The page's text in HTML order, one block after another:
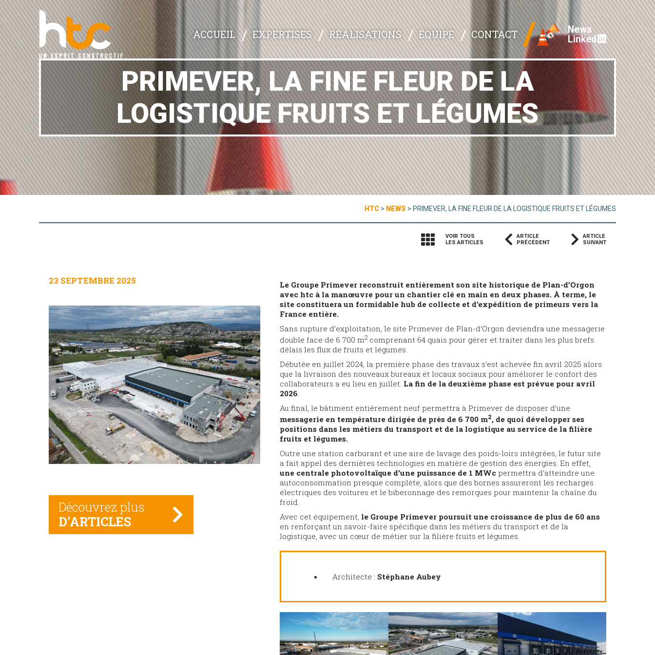
ACCUEIL EXPERTISES RÉALISATIONS ÉQUIPE CONTACT
News
Linked
PRIMEVER, LA FINE FLEUR DE LA
LOGISTIQUE FRUITS ET LÉGUMES
HTC > NEWS > PRIMEVER, LA FINE FLEUR DE LA LOGISTIQUE FRUITS ET LÉGUMES
VOIR TOUS
LES ARTICLES
ARTICLE
PRÉCÉDENT
ARTICLE
SUIVANT
23 SEPTEMBRE 2025
Découvrez plus
D'ARTICLES
Le Groupe Primever reconstruit entièrement son site historique de Plan-d’Orgon
avec htc à la manœuvre pour un chantier clé en main en deux phases. À terme, le
site constituera un formidable hub de collecte et d’expédition de primeurs vers la
France entière.
Sans rupture d’exploitation, le site Primever de Plan-d’Orgon deviendra une messagerie
double face de 6 700 m2 comprenant 64 quais pour gérer et traiter dans les plus brefs
délais les flux de fruits et légumes.
Débutée en juillet 2024, la première phase des travaux s’est achevée fin avril 2025 alors
que la livraison des nouveaux bureaux et locaux sociaux pour améliorer le confort des
collaborateurs a eu lieu en juillet. La fin de la deuxième phase est prévue pour avril
2026.
Au final, le bâtiment entièrement neuf permettra à Primever de disposer d’une
messagerie en température dirigée de près de 6 700 m2, de quoi développer ses
positions dans les métiers du transport et de la logistique au service de la filière
fruits et légumes.
Outre une station carburant et une aire de lavage des poids-loirs intégrées, le futur site
a fait appel des dernières technologies en matière de gestion des énergies. En effet,
une centrale photovoltaïque d’une puissance de 1 MWc permettra d’atteindre une
autoconsommation presque complète, alors que des bornes assureront les recharges
électriques des voitures et le biberonnage des remorques pour maintenir la chaîne du
froid.
Avec cet équipement, le Groupe Primever poursuit une croissance de plus de 60 ans
en renforçant un savoir-faire spécifique dans les métiers du transport et de la
logistique, avec un cœur de métier sur la filière fruits et légumes.
Architecte : Stéphane Aubey